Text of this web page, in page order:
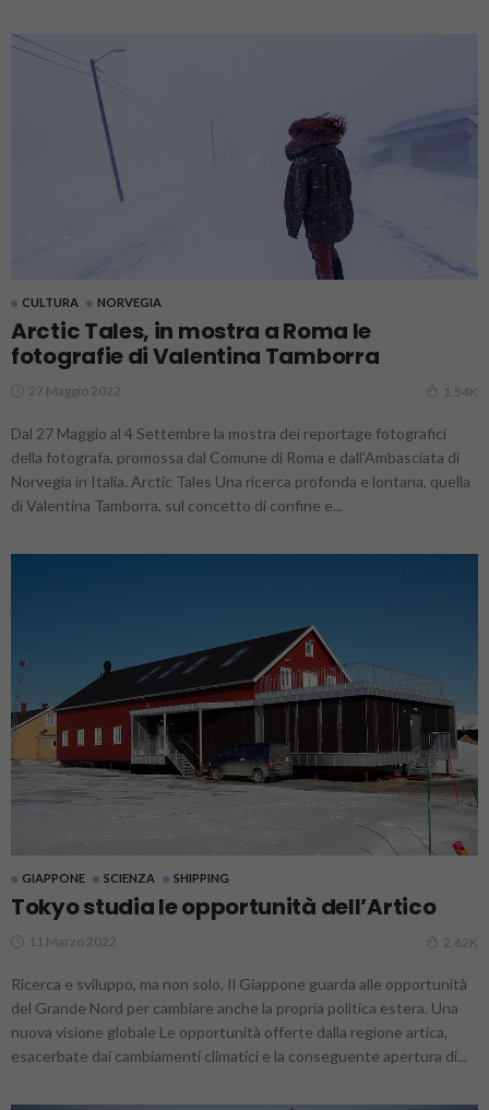
CULTURA NORVEGIA
Arctic Tales, in mostra a Roma le
fotografie di Valentina Tamborra
27 Maggio 2022 1.54K
Dal 27 Maggio al 4 Settembre la mostra dei reportage fotografici
della fotografa, promossa dal Comune di Roma e dall'Ambasciata di
Norvegia in Italia. Arctic Tales Una ricerca profonda e lontana, quella
di Valentina Tamborra, sul concetto di confine e...
GIAPPONE SCIENZA SHIPPING
Tokyo studia le opportunità dell’Artico
11 Marzo 2022 2.62K
Ricerca e sviluppo, ma non solo. Il Giappone guarda alle opportunità
del Grande Nord per cambiare anche la propria politica estera. Una
nuova visione globale Le opportunità offerte dalla regione artica,
esacerbate dai cambiamenti climatici e la conseguente apertura di...